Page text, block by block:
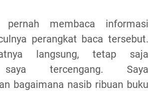
pernah membaca informasi
perangkat baca tersebut.
langsung, tetap saja
tercengang. Saya
bagaimana nasib ribuan buku